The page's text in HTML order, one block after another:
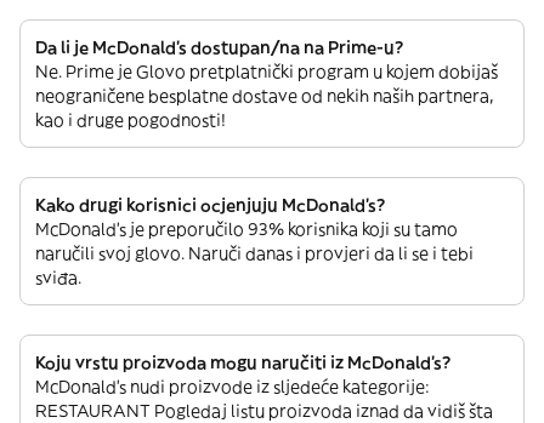
Da li je McDonald's dostupan/na na Prime-u?
Ne. Prime je Glovo pretplatnički program u kojem dobijaš
neograničene besplatne dostave od nekih naših partnera,
kao i druge pogodnosti!
Kako drugi korisnici ocjenjuju McDonald's?
McDonald's je preporučilo 93% korisnika koji su tamo
naručili svoj glovo. Naruči danas i provjeri da li se i tebi
sviđa.
Koju vrstu proizvoda mogu naručiti iz McDonald's?
McDonald's nudi proizvode iz sljedeće kategorije:
RESTAURANT Pogledaj listu proizvoda iznad da vidiš šta